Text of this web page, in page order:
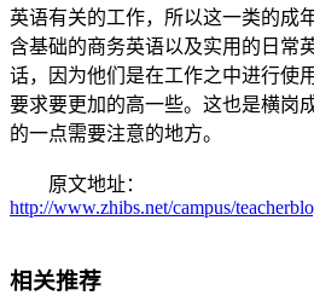
英语有关的工作，所以这一类的成
含基础的商务英语以及实用的日常
话，因为他们是在工作之中进行使
要求要更加的高一些。这也是横岗
的一点需要注意的地方。
原文地址：
http://www.zhibs.net/campus/
相关推荐